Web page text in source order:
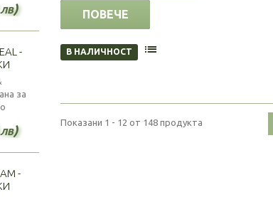
ПОВЕЧЕ
В НАЛИЧНОСТ
Показани 1 - 12 от 148 продукта
-
за
-